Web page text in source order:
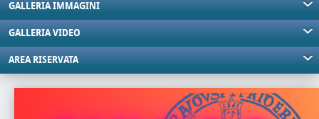
GALLERIA IMMAGINI
GALLERIA VIDEO
AREA RISERVATA